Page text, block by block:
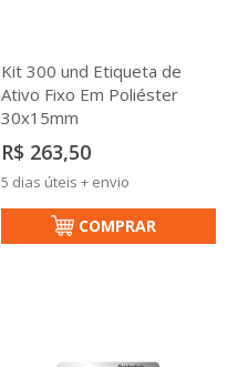
Kit 300 und Etiqueta de
Ativo Fixo Em Poliéster
30x15mm
R$ 263,50
5 dias úteis + envio
COMPRAR